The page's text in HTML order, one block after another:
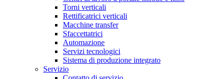
Torni verticali
Rettificatrici verticali
Macchine transfer
Sfaccettatrici
Automazione
Servizi tecnologici
Sistema di produzione integrato
Servizio